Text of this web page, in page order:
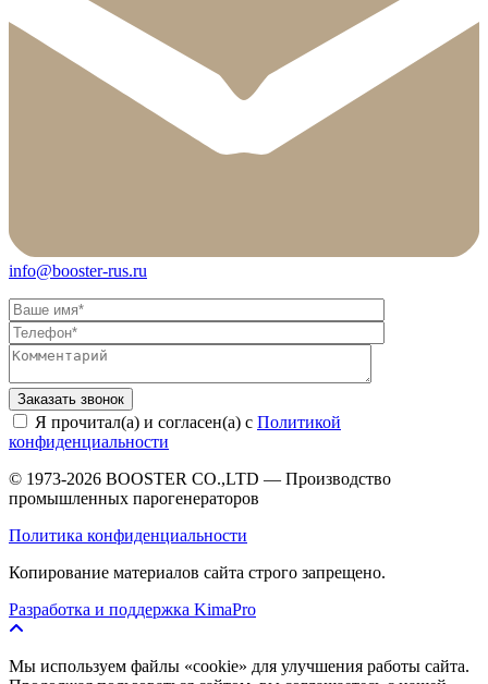
info@booster-rus.ru
Я прочитал(а) и согласен(а) с Политикой
конфиденциальности
© 1973-2026 BOOSTER CO.,LTD — Производство
промышленных парогенераторов
Политика конфиденциальности
Копирование материалов сайта строго запрещено.
Разработка и поддержка KimaPro
Мы используем файлы «cookie» для улучшения работы сайта.